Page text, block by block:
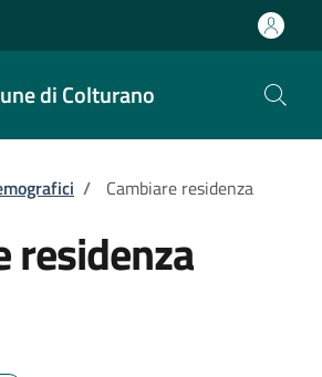
di Colturano
/ Cambiare residenza
residenza